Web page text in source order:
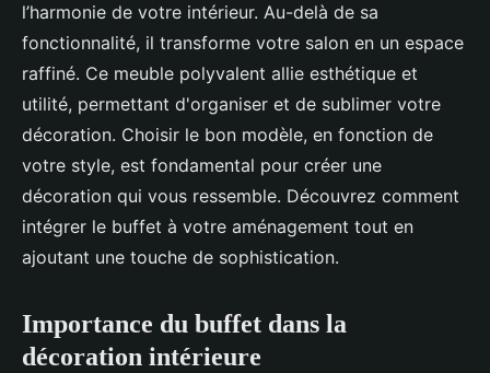
l’harmonie de votre intérieur. Au-delà de sa
fonctionnalité, il transforme votre salon en un espace
raffiné. Ce meuble polyvalent allie esthétique et
utilité, permettant d'organiser et de sublimer votre
décoration. Choisir le bon modèle, en fonction de
votre style, est fondamental pour créer une
décoration qui vous ressemble. Découvrez comment
intégrer le buffet à votre aménagement tout en
ajoutant une touche de sophistication.
Importance du buffet dans la
décoration intérieure